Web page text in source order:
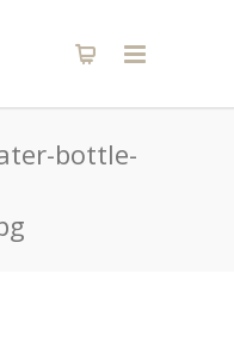
bottle-